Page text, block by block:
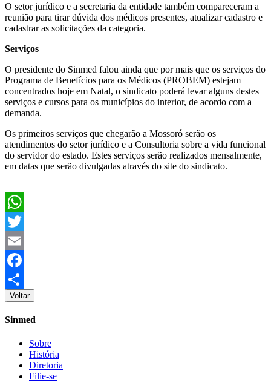
O setor jurídico e a secretaria da entidade também compareceram a
reunião para tirar dúvida dos médicos presentes, atualizar cadastro e
cadastrar as solicitações da categoria.
Serviços
O presidente do Sinmed falou ainda que por mais que os serviços do
Programa de Benefícios para os Médicos (PROBEM) estejam
concentrados hoje em Natal, o sindicato poderá levar alguns destes
serviços e cursos para os municípios do interior, de acordo com a
demanda.
Os primeiros serviços que chegarão a Mossoró serão os
atendimentos do setor jurídico e a Consultoria sobre a vida funcional
do servidor do estado. Estes serviços serão realizados mensalmente,
em datas que serão divulgadas através do site do sindicato.
WhatsApp
Twitter
Email
Facebook
Share
Voltar
Sinmed
Sobre
História
Diretoria
Filie-se